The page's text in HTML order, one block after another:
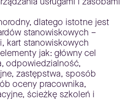
dlatego istotne jest
stanowiskowych –
kart stanowiskowych
jak: główny cel
odpowiedzialność,
zastępstwa, sposób
oceny pracownika,
ścieżkę szkoleń i